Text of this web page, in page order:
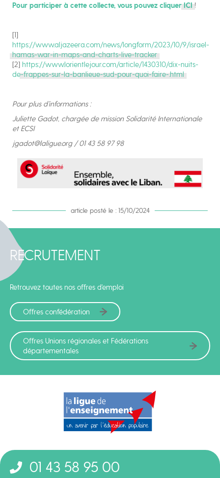
Pour participer à cette collecte, vous pouvez cliquer ICI !
[1]
https://www.aljazeera.com/news/longform/2023/10/9/israel-
hamas-war-in-maps-and-charts-live-tracker
[2] https://www.lorientlejour.com/article/1430310/dix-nuits-
de-frappes-sur-la-banlieue-sud-pour-quoi-faire-.html
Pour plus d’informations :
Juliette Gadot, chargée de mission Solidarité Internationale
et ECSI
jgadot@laligue.org / 01 43 58 97 98
article posté le : 15/10/2024
01 43 58 95 00
RECRUTEMENT
Retrouvez toutes nos offres d'emploi
Offres confédération
Offres Unions régionales et Fédérations
départementales